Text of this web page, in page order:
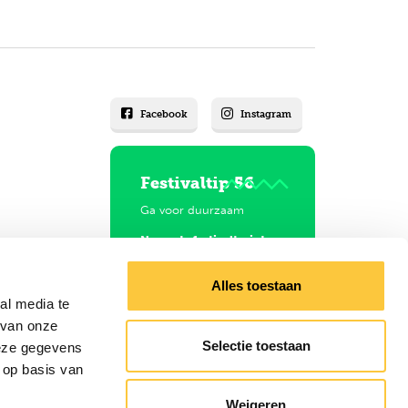
media te
onze
gegevens
basis van
Alles toestaan
Selectie toestaan
Weigeren
Facebook Instagram
Festivaltip 56
Ga voor duurzaam
Neem de festivaltrein!